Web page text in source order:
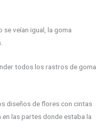
se veían igual, la goma
todos los rastros de goma
diseños de flores con cintas
las partes donde estaba la